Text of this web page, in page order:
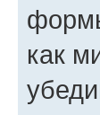
как